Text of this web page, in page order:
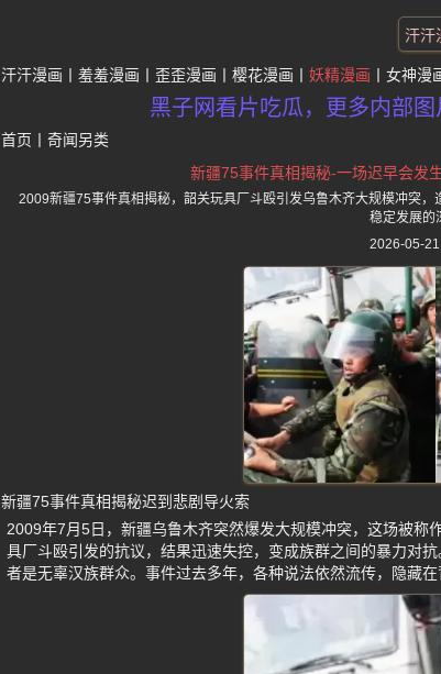
汗汗
汗汗漫画 羞羞漫画 歪歪漫画 樱花漫画 妖精漫画 女神漫
黑子网看片吃瓜，更多内部
首页 奇闻另类
新疆75事件真相揭秘-一场迟早会发
2009新疆75事件真相揭秘，韶关玩具厂斗殴引发乌鲁木齐大规模冲突
稳定发展的
2026-05-21
新疆75事件真相揭秘迟到悲剧导火索
2009年7月5日，新疆乌鲁木齐突然爆发大规模冲突，这场被称
具厂斗殴引发的抗议，结果迅速失控，变成族群之间的暴力对
者是无辜汉族群众。事件过去多年，各种说法依然流传，隐藏